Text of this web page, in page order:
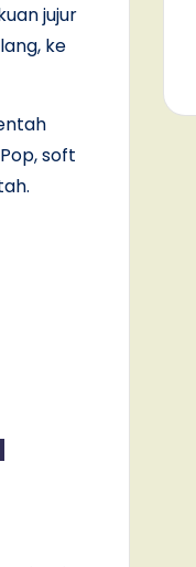
jujur
ke
soft